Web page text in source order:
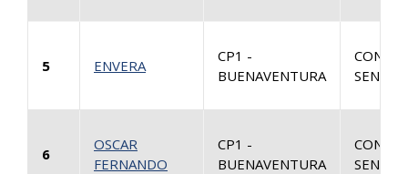
5 ENVERA
CP1 -
BUENAVENTURA
6
OSCAR
FERNANDO
CP1 -
BUENAVENTURA